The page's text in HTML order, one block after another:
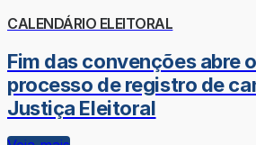
CALENDÁRIO ELEITORAL
Fim das convenções abre
processo de registro de
Justiça Eleitoral